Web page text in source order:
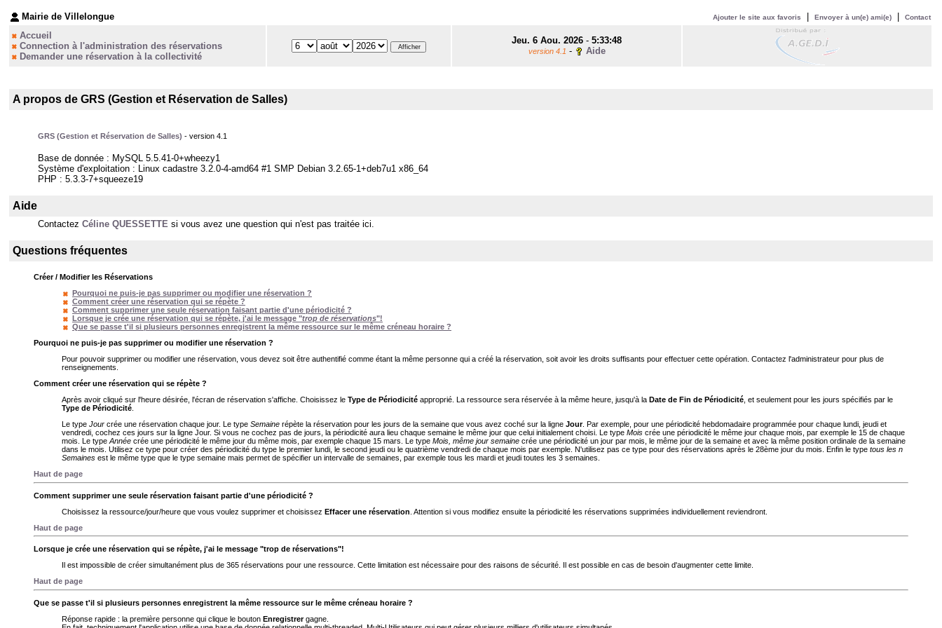
Mairie de Villelongue Ajouter le site aux favoris Envoyer à un(e) ami(e) Contact
Accueil
Connection à l'administration des réservations
Demander une réservation à la collectivité
Jeu. 6 Aou. 2026 - 5:33:48
version 4.1 - Aide
A propos de GRS (Gestion et Réservation de Salles)
GRS (Gestion et Réservation de Salles) - version 4.1
Base de donnée : MySQL 5.5.41-0+wheezy1
Système d'exploitation : Linux cadastre 3.2.0-4-amd64 #1 SMP Debian 3.2.65-1+deb7u1 x86_64
PHP : 5.3.3-7+squeeze19
Aide
Contactez Céline QUESSETTE si vous avez une question qui n'est pas traitée ici.
Questions fréquentes
Créer / Modifier les Réservations
Pourquoi ne puis-je pas supprimer ou modifier une réservation ?
Comment créer une réservation qui se répète ?
Comment supprimer une seule réservation faisant partie d'une périodicité ?
Lorsque je crée une réservation qui se répète, j'ai le message "trop de réservations"!
Que se passe t'il si plusieurs personnes enregistrent la même ressource sur le même créneau horaire ?
Pourquoi ne puis-je pas supprimer ou modifier une réservation ?
Pour pouvoir supprimer ou modifier une réservation, vous devez soit être authentifié comme étant la même personne qui a créé la réservation, soit avoir les droits suffisants pour effectuer cette opération. Contactez l'administrateur pour plus de
renseignements.
Comment créer une réservation qui se répète ?
Après avoir cliqué sur l'heure désirée, l'écran de réservation s'affiche. Choisissez le Type de Périodicité approprié. La ressource sera réservée à la même heure, jusqu'à la Date de Fin de Périodicité , et seulement pour les jours spécifiés par le
Type de Périodicité
Le type Jour crée une réservation chaque jour. Le type Semaine répète la réservation pour les jours de la semaine que vous avez coché sur la ligne Jour. Par exemple, pour une périodicité hebdomadaire programmée pour chaque lundi, jeudi et
vendredi, cochez ces jours sur la ligne Jour. Si vous ne cochez pas de jours, la périodicité aura lieu chaque semaine le même jour que celui initialement choisi. Le type Mois crée une périodicité le même jour chaque mois, par exemple le 15 de chaque
mois. Le type Année crée une périodicité le même jour du même mois, par exemple chaque 15 mars. Le type Mois, même jour semaine crée une périodicité un jour par mois, le même jour de la semaine et avec la même position ordinale de la semaine
dans le mois. Utilisez ce type pour créer des périodicité du type le premier lundi, le second jeudi ou le quatrième vendredi de chaque mois par exemple. N'utilisez pas ce type pour des réservations après le 28ème jour du mois. Enfin le type tous les n
Semaines est le même type que le type semaine mais permet de spécifier un intervalle de semaines, par exemple tous les mardi et jeudi toutes les 3 semaines.
Haut de page
Comment supprimer une seule réservation faisant partie d'une périodicité ?
Choisissez la ressource/jour/heure que vous voulez supprimer et choisissez Effacer une réservation . Attention si vous modifiez ensuite la périodicité les réservations supprimées individuellement reviendront.
Haut de page
Lorsque je crée une réservation qui se répète, j'ai le message "trop de réservations"!
Il est impossible de créer simultanément plus de 365 réservations pour une ressource. Cette limitation est nécessaire pour des raisons de sécurité. Il est possible en cas de besoin d'augmenter cette limite.
Haut de page
Que se passe t'il si plusieurs personnes enregistrent la même ressource sur le même créneau horaire ?
Réponse rapide : la première personne qui clique le bouton Enregistrergagne.